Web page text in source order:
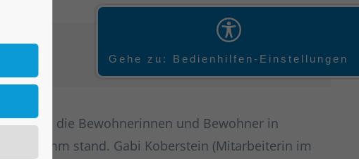
die Bewohnerinnen und Bewohner in
stand. Gabi Koberstein (Mitarbeiterin im
Gehe zu: Bedienhilfen-Einstellungen